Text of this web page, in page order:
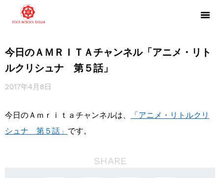
今日のＡＭＲＩＴＡチャンネル「アニメ・リト
ルクリシュナ 第５話」
2017年4月8日
今日のＡｍｒｉｔａチャンネルは、
「アニメ・リトルクリ
シュナ 第５話」 です。
SHARE